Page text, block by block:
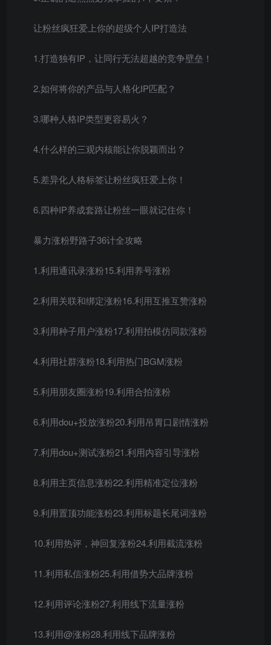
让粉丝疯狂爱上你的超级个人IP打造法
1.打造独有IP，让同行无法超越的竞争壁垒！
2.如何将你的产品与人格化IP匹配？
3.哪种人格IP类型更容易火？
4.什么样的三观内核能让你脱颖而出？
5.差异化人格标签让粉丝疯狂爱上你！
6.四种IP养成套路让粉丝一眼就记住你！
暴力涨粉野路子36计全攻略
1.利用通讯录涨粉15.利用养号涨粉
2.利用关联和绑定涨粉16.利用互推互赞涨粉
3.利用种子用户涨粉17.利用拍模仿同款涨粉
4.利用社群涨粉18.利用热门BGM涨粉
5.利用朋友圈涨粉19.利用合拍涨粉
6.利用dou+投放涨粉20.利用吊胃口剧情涨粉
7.利用dou+测试涨粉21.利用内容引导涨粉
8.利用主页信息涨粉22.利用精准定位涨粉
9.利用置顶功能涨粉23.利用标题长尾词涨粉
10.利用热评，神回复涨粉24.利用截流涨粉
11.利用私信涨粉25.利用借势大品牌涨粉
12.利用评论涨粉27.利用线下流量涨粉
13.利用@涨粉28.利用线下品牌涨粉